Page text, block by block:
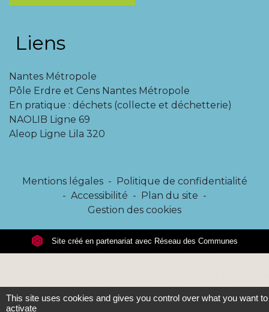
Liens
Nantes Métropole
Pôle Erdre et Cens Nantes Métropole
En pratique : déchets (collecte et déchetterie)
NAOLIB Ligne 69
Aleop Ligne Lila 320
Mentions légales - Politique de confidentialité
- Accessibilité - Plan du site -
Gestion des cookies
Site créé en partenariat avec Réseau des Communes
This site uses cookies and gives you control over what you want to
activate